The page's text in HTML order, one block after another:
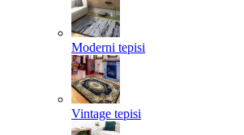
Moderni tepisi
Vintage tepisi